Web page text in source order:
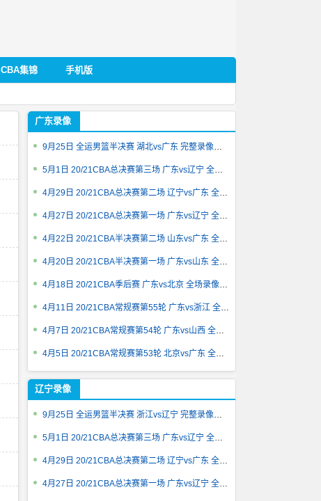
CBA集锦 手机版
广东录像
9月25日 全运男篮半决赛 湖北vs广东 完整录像回放
5月1日 20/21CBA总决赛第三场 广东vs辽宁 全场录像回放
4月29日 20/21CBA总决赛第二场 辽宁vs广东 全场录像回放
4月27日 20/21CBA总决赛第一场 广东vs辽宁 全场录像回放
4月22日 20/21CBA半决赛第二场 山东vs广东 全场录像回放
4月20日 20/21CBA半决赛第一场 广东vs山东 全场录像回放
4月18日 20/21CBA季后赛 广东vs北京 全场录像回放
4月11日 20/21CBA常规赛第55轮 广东vs浙江 全场录像回放
4月7日 20/21CBA常规赛第54轮 广东vs山西 全场录像回放
4月5日 20/21CBA常规赛第53轮 北京vs广东 全场录像回放
辽宁录像
9月25日 全运男篮半决赛 浙江vs辽宁 完整录像回放
5月1日 20/21CBA总决赛第三场 广东vs辽宁 全场录像回放
4月29日 20/21CBA总决赛第二场 辽宁vs广东 全场录像回放
4月27日 20/21CBA总决赛第一场 广东vs辽宁 全场录像回放